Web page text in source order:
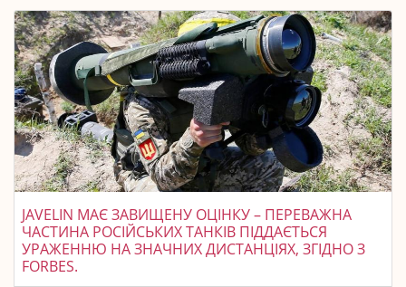
JAVELIN МАЄ ЗАВИЩЕНУ ОЦІНКУ – ПЕРЕВАЖНА
ЧАСТИНА РОСІЙСЬКИХ ТАНКІВ ПІДДАЄТЬСЯ
УРАЖЕННЮ НА ЗНАЧНИХ ДИСТАНЦІЯХ, ЗГІДНО З
FORBES.